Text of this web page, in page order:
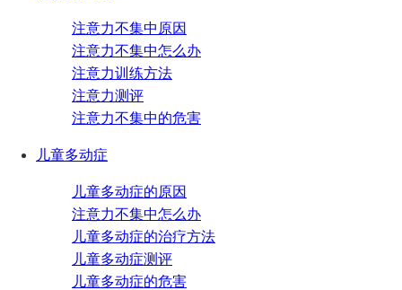
注意力不集中原因
注意力不集中怎么办
注意力训练方法
注意力测评
注意力不集中的危害
儿童多动症
儿童多动症的原因
注意力不集中怎么办
儿童多动症的治疗方法
儿童多动症测评
儿童多动症的危害